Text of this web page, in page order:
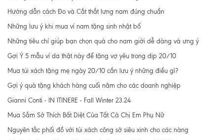
Hướng dẫn cách Đo và Cắt thắt lưng nam đúng chuẩn
Những lưu ý khi mua ví nam tặng sinh nhật bố
Những tiêu chí giúp bạn chọn quà cho nam giới dễ dàng và ưng ý
Gợi Ý 5 mẫu ví da thật này để tặng vợ yêu trong dịp 20/10
Mua túi xách tặng mẹ ngày 20/10 cần lưu ý những điều gì?
Gợi ý quà tặng khách hàng cuối năm cho các doanh nghiệp
Gianni Conti - IN ITINERE - Fall Winter 23.24
Mua Sắm Sở Thích Bất Diệt Của Tất Cả Chị Em Phụ Nữ
Nguyên tắc phối đồ với túi xách công sở siêu xinh cho các nàng